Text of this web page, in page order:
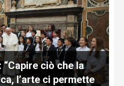
“Capire ciò che la
l’arte ci permette